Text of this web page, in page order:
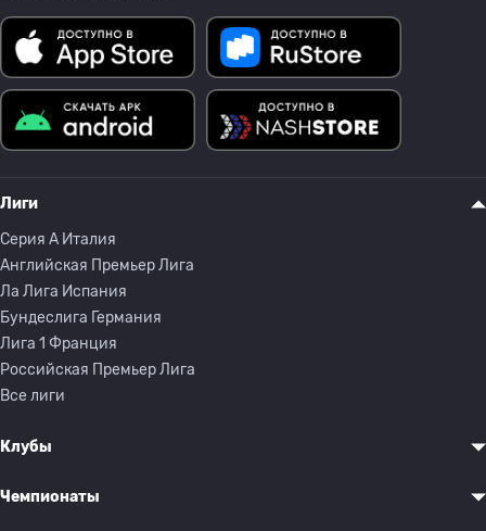
Лиги
Серия A Италия
Английская Премьер Лига
Ла Лига Испания
Бундеслига Германия
Лига 1 Франция
Российская Премьер Лига
Все лиги
Клубы
Чемпионаты